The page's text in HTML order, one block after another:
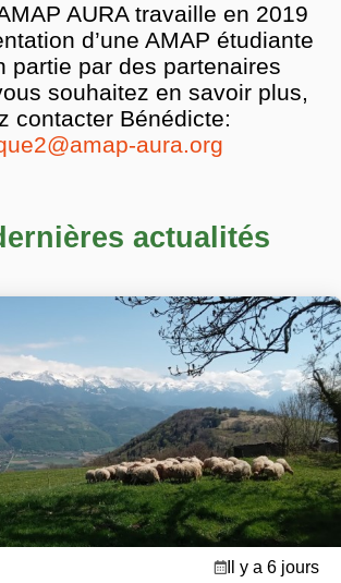
AURA travaille en 2019
d’une AMAP étudiante
partie par des partenaires
souhaitez en savoir plus,
contacter Bénédicte:
aura.org
actualités
Il y a 6 jours